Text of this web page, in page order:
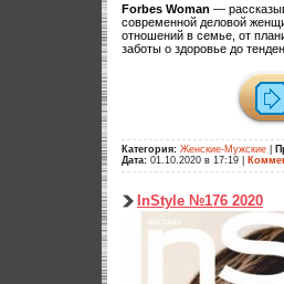
Forbes Woman —
современной деловой
отношений в семье, от
заботы о здоровье до
Категория: Женские-Мужские
Дата: 01.10.2020 в 17:19
InStyle №176 2020